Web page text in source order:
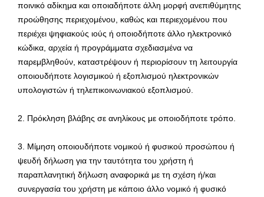
ποινικό αδίκημα και οποιαδήποτε άλλη μορφή ανεπιθύμητης
προώθησης περιεχομένου, καθώς και περιεχομένου που
περιέχει ψηφιακούς ιούς ή οποιοδήποτε άλλο ηλεκτρονικό
κώδικα, αρχεία ή προγράμματα σχεδιασμένα να
παρεμβληθούν, καταστρέψουν ή περιορίσουν τη λειτουργία
οποιουδήποτε λογισμικού ή εξοπλισμού ηλεκτρονικών
υπολογιστών ή τηλεπικοινωνιακού εξοπλισμού.
2. Πρόκληση βλάβης σε ανηλίκους με οποιοδήποτε τρόπο.
3. Μίμηση οποιουδήποτε νομικού ή φυσικού προσώπου ή
ψευδή δήλωση για την ταυτότητα του χρήστη ή
παραπλανητική δήλωση αναφορικά με τη σχέση ή/και
συνεργασία του χρήστη με κάποιο άλλο νομικό ή φυσικό